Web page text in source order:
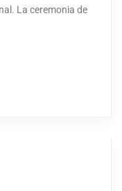
La ceremonia de